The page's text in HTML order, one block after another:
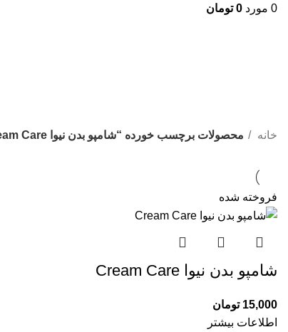
0 مورد 0 تومان
خانه محصولات برچسب خورده “شامپو بدن نیوا Cream Care”
فروخته شده
شامپو بدن نیوا Cream Care
15,000 تومان
اطلاعات بیشتر